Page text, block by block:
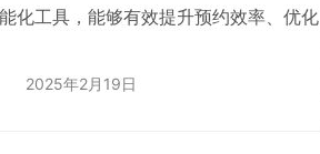
化工具，能够有效提升预约效率、优化
2025年2月19日